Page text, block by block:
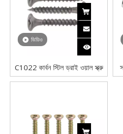
ভিডিও
C1022 কার্বন স্টিল ড্রাই ওয়াল স্ক্রু
ফাইন থ্রেড গ্রে ফসফেট ড্রাইওয়াল